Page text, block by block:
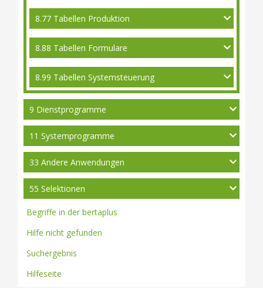
8.77 Tabellen Produktion
8.88 Tabellen Formulare
8.99 Tabellen Systemsteuerung
9 Dienstprogramme
11 Systemprogramme
33 Andere Anwendungen
55 Selektionen
Begriffe in der bertaplus
Hilfe nicht gefunden
Suchergebnis
Hilfeseite